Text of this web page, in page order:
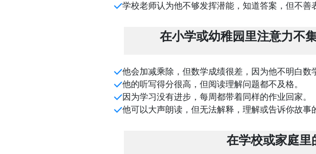
学校老师认为他不够发挥潜能，知道答案，但不善
在小学或幼稚园里注意力不
他会加减乘除，但数学成绩很差，因为他不明白数
他的听写得分很高，但阅读理解问题都不及格。
因为学习没有进步，每周都带着同样的作业回家。
他可以大声朗读，但无法解释，理解或告诉你故事
在学校或家庭里